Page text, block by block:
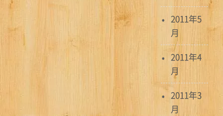
2011年5
月
2011年4
月
2011年3
月